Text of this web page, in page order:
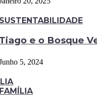
SUSTENTABILIDADE
Tiago e o Bosque
5, 2024
FAMÍLIA